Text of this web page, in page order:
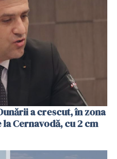
a crescut, în zona
Cernavodă, cu 2 cm